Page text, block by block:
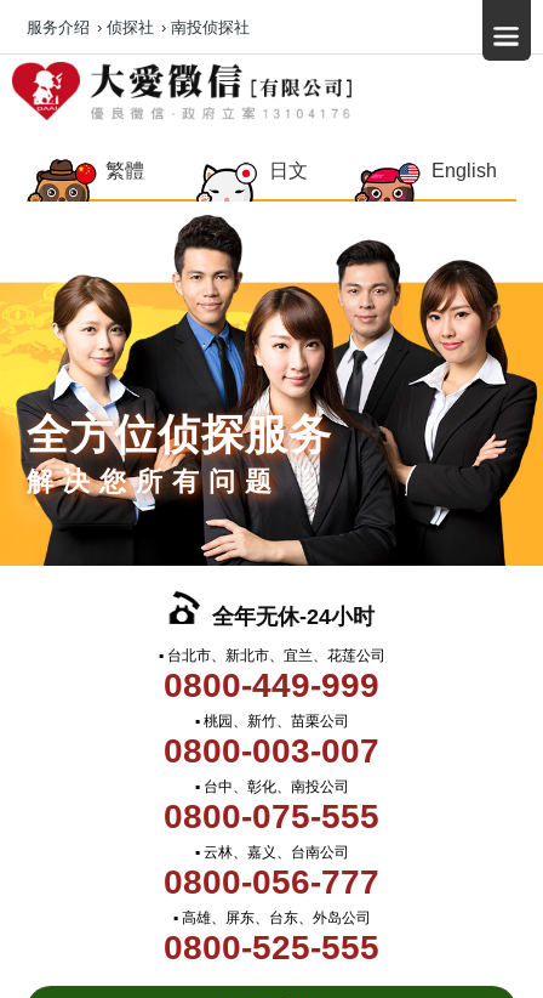
繁體 日文 English
全方位侦探服务
解决您所有问题
全年无休-24小时
▪ 台北市、新北市、宜兰、花莲公司
0800-449-999
▪ 桃园、新竹、苗栗公司
0800-003-007
▪ 台中、彰化、南投公司
0800-075-555
▪ 云林、嘉义、台南公司
0800-056-777
▪ 高雄、屏东、台东、外岛公司
0800-525-555
服务介绍 › 侦探社 › 南投侦探社